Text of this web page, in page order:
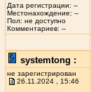
Дата регистрации: --
Местонахождение: --
Пол: не доступно
Комментариев: --
systemtong :
не зарегистрирован
26.11.2024 , 15:46